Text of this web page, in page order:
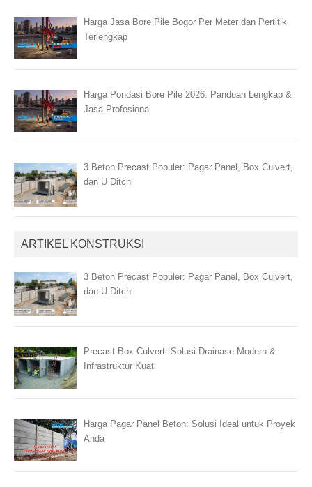
Harga Jasa Bore Pile Bogor Per Meter dan Pertitik
Terlengkap
Harga Pondasi Bore Pile 2026: Panduan Lengkap &
Jasa Profesional
3 Beton Precast Populer: Pagar Panel, Box Culvert,
dan U Ditch
ARTIKEL KONSTRUKSI
3 Beton Precast Populer: Pagar Panel, Box Culvert,
dan U Ditch
Precast Box Culvert: Solusi Drainase Modern &
Infrastruktur Kuat
Harga Pagar Panel Beton: Solusi Ideal untuk Proyek
Anda